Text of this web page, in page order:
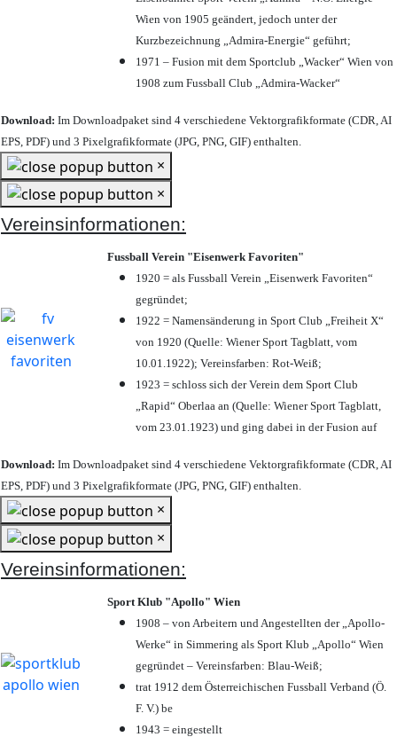
Wien von 1905 geändert, jedoch unter der
Kurzbezeichnung „Admira-Energie“ geführt;
1971 – Fusion mit dem Sportclub „Wacker“ Wien von
1908 zum Fussball Club „Admira-Wacker“
Download: Im Downloadpaket sind 4 verschiedene Vektorgrafikformate (CDR, AI
EPS, PDF) und 3 Pixelgrafikformate (JPG, PNG, GIF) enthalten.
×
×
Vereinsinformationen:
Fussball Verein "Eisenwerk Favoriten"
1920 = als Fussball Verein „Eisenwerk Favoriten“
gegründet;
1922 = Namensänderung in Sport Club „Freiheit X“
von 1920 (Quelle: Wiener Sport Tagblatt, vom
10.01.1922); Vereinsfarben: Rot-Weiß;
1923 = schloss sich der Verein dem Sport Club
„Rapid“ Oberlaa an (Quelle: Wiener Sport Tagblatt,
vom 23.01.1923) und ging dabei in der Fusion auf
Download: Im Downloadpaket sind 4 verschiedene Vektorgrafikformate (CDR, AI
EPS, PDF) und 3 Pixelgrafikformate (JPG, PNG, GIF) enthalten.
×
×
Vereinsinformationen:
Sport Klub "Apollo" Wien
1908 – von Arbeitern und Angestellten der „Apollo-
Werke“ in Simmering als Sport Klub „Apollo“ Wien
gegründet – Vereinsfarben: Blau-Weiß;
trat 1912 dem Österreichischen Fussball Verband (Ö.
F. V.) be
1943 = eingestellt